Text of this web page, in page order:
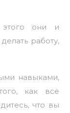
они и
работу,
навыками,
как все
что вы